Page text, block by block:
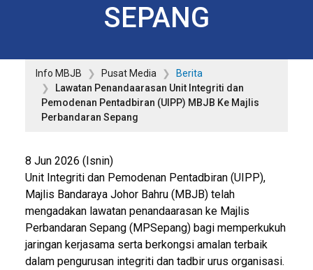
SEPANG
Info MBJB Pusat Media
Berita
Lawatan Penandaarasan Unit Integriti dan
Pemodenan Pentadbiran (UIPP) MBJB Ke Majlis
Perbandaran Sepang
8 Jun 2026 (Isnin)
Unit Integriti dan Pemodenan Pentadbiran (UIPP),
Majlis Bandaraya Johor Bahru (MBJB) telah
mengadakan lawatan penandaarasan ke Majlis
Perbandaran Sepang (MPSepang) bagi memperkukuh
jaringan kerjasama serta berkongsi amalan terbaik
dalam pengurusan integriti dan tadbir urus organisasi.